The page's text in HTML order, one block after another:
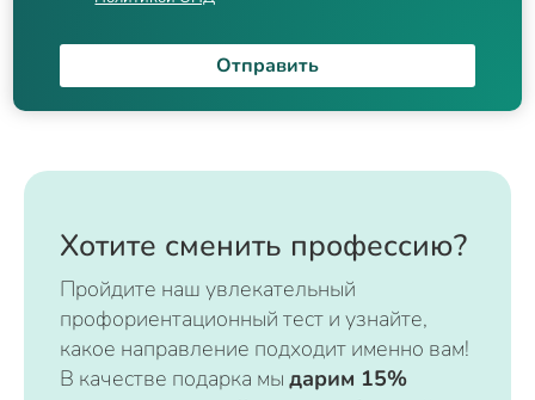
Отправить
Хотите сменить профессию?
Пройдите наш увлекательный
профориентационный тест и узнайте,
какое направление подходит именно вам!
В качестве подарка мы дарим 15%